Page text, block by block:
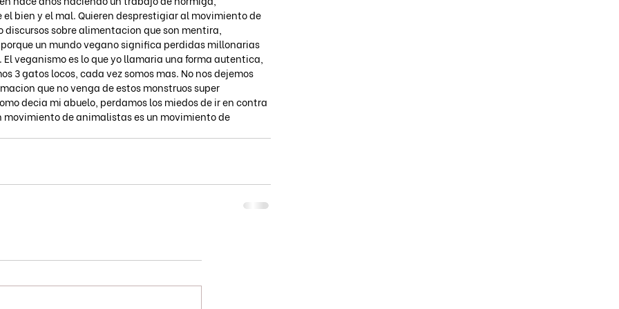
bien y el mal. Quieren desprestigiar al movimiento de
sobre alimentacion que son mentira,
un mundo vegano significa perdidas millonarias
veganismo es lo que yo llamaria una forma autentica,
3 gatos locos, cada vez somos mas. No nos dejemos
que no venga de estos monstruos super
decia mi abuelo, perdamos los miedos de ir en contra
movimiento de animalistas es un movimiento de